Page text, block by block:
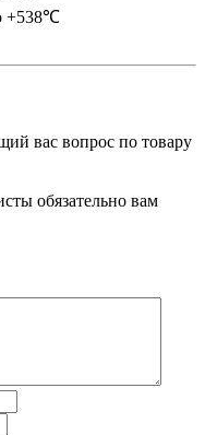
+538℃
вас вопрос по товару
обязательно вам